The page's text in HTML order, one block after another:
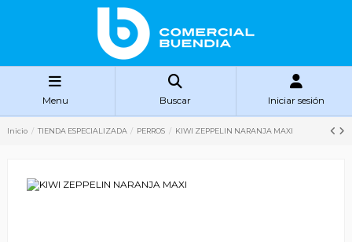
Menu Buscar Iniciar sesión
Inicio TIENDA ESPECIALIZADA PERROS KIWI ZEPPELIN NARANJA MAXI